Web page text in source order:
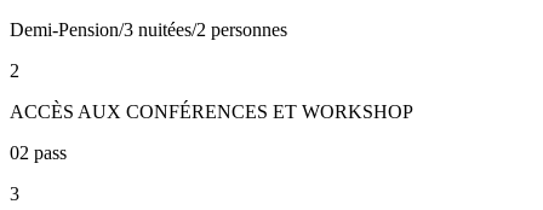
Demi-Pension/3 nuitées/2 personnes
2
ACCÈS AUX CONFÉRENCES ET WORKSHOP
02 pass
3